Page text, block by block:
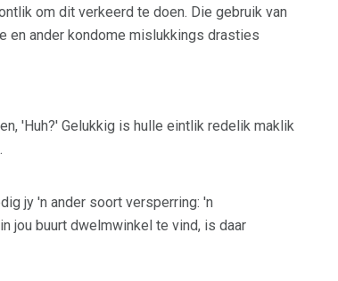
om dit verkeerd te doen. Die gebruik van
en ander kondome mislukkings drasties
'Huh?' Gelukkig is hulle eintlik redelik maklik
jy 'n ander soort versperring: 'n
jou buurt dwelmwinkel te vind, is daar